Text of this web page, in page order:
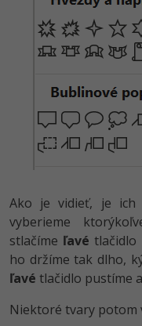
Ako je vidieť, je ich
vyberieme
stlačíme ľavé tlačidlo
ho držíme tak dlho,
ľavé tlačidlo pustíme
Niektoré tvary potom